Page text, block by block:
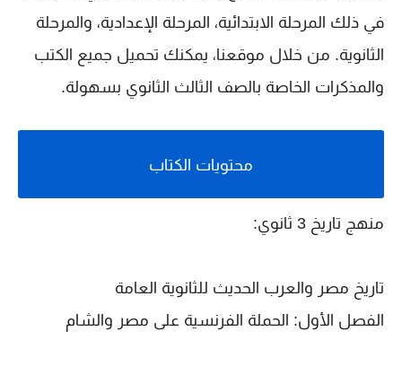
في ذلك المرحلة الابتدائية، المرحلة الإعدادية، والمرحلة
الثانوية. من خلال موقعنا، يمكنك تحميل جميع الكتب
والمذكرات الخاصة بالصف الثالث الثانوي بسهولة.
محتويات الكتاب
منهج تاريخ 3 ثانوي:
تاريخ مصر والعرب الحديث للثانوية العامة
الفصل الأول: الحملة الفرنسية على مصر والشام